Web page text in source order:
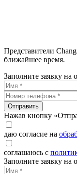
Представители
ближайшее время.
Заполните заявку на
Отправить
Нажав кнопку
даю согласие на
соглашаюсь с
Заполните заявку на